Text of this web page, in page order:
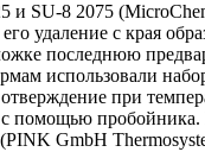
и SU-8 2075
удаление с края
последнюю
использовали
при
пробойника.
GmbH